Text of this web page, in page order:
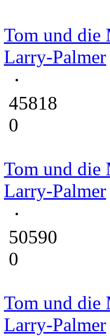
Tom und
Larry-Palmer
45818
0
Tom und
Larry-Palmer
50590
0
Tom und
Larry-Palmer